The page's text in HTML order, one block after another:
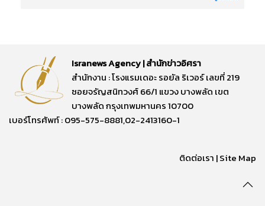
Isranews Agency | สำนักข่าวอิศรา
สำนักงาน : โรงแรมเดอะ รอยัล ริเวอร์ เลขที่ 219
ซอยจรัญสนิทวงศ์ 66/1 แขวง บางพลัด เขต
บางพลัด กรุงเทพมหานคร 10700
เบอร์โทรศัพท์ : 095-575-8881,02-2413160-1
ติดต่อเรา |Site Map